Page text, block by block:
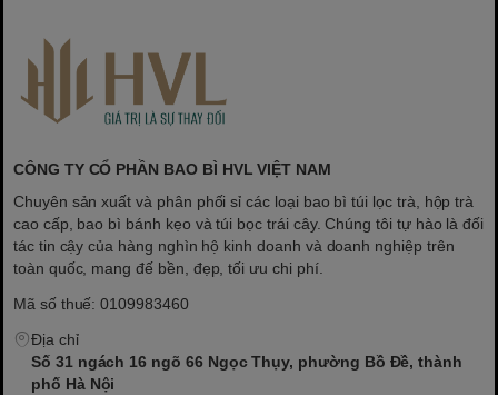
CÔNG TY CỔ PHẦN BAO BÌ HVL VIỆT NAM
Chuyên sản xuất và phân phối sỉ các loại bao bì túi lọc trà, hộp trà
cao cấp, bao bì bánh kẹo và túi bọc trái cây. Chúng tôi tự hào là đối
tác tin cậy của hàng nghìn hộ kinh doanh và doanh nghiệp trên
toàn quốc, mang đế bền, đẹp, tối ưu chi phí.
Mã số thuế: 0109983460
Địa chỉ
Số 31 ngách 16 ngõ 66 Ngọc Thụy, phường Bồ Đề, thành
phố Hà Nội